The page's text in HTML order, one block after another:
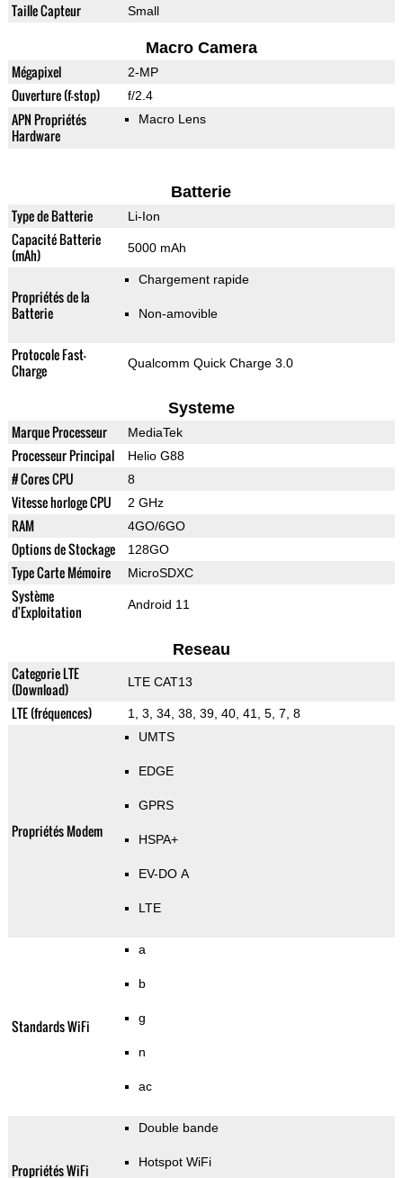
Taille Capteur Small
Macro Camera
Mégapixel 2-MP
Ouverture (f-stop) f/2.4
APN Propriétés
Hardware
Macro Lens
Batterie
Type de Batterie Li-Ion
Capacité Batterie
(mAh)
5000 mAh
Propriétés de la
Batterie
Chargement rapide
Non-amovible
Protocole Fast-
Charge
Qualcomm Quick Charge 3.0
Systeme
Marque Processeur MediaTek
Processeur Principal Helio G88
# Cores CPU 8
Vitesse horloge CPU 2 GHz
RAM 4GO/6GO
Options de Stockage 128GO
Type Carte Mémoire MicroSDXC
Système
d'Exploitation
Android 11
Reseau
Categorie LTE
(Download)
LTE CAT13
LTE (fréquences) 1, 3, 34, 38, 39, 40, 41, 5, 7, 8
Propriétés Modem
UMTS
EDGE
GPRS
HSPA+
EV-DO A
LTE
Standards WiFi
a
b
g
n
ac
Propriétés WiFi
Double bande
Hotspot WiFi